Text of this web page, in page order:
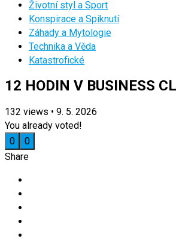
Životní styl a Sport
Konspirace a Spiknutí
Záhady a Mytologie
Technika a Věda
Katastrofické
12 HODIN V BUSINESS
132 views • 9. 5. 2026
You already voted!
0
0
Share